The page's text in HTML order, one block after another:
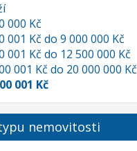
000 Kč
001 Kč do 9 000 000 Kč
001 Kč do 12 500 000 Kč
001 Kč do 20 000 000 Kč
001 Kč
nemovitosti